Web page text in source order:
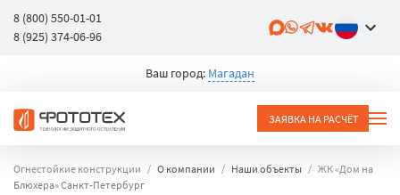
8 (800) 550-01-01
8 (925) 374-06-96
Ваш город: Магадан
ЗАЯВКА НА РАСЧЁТ
Огнестойкие конструкции О компании Наши объекты
ЖК «Дом на
Блюхера» Санкт-Петербург